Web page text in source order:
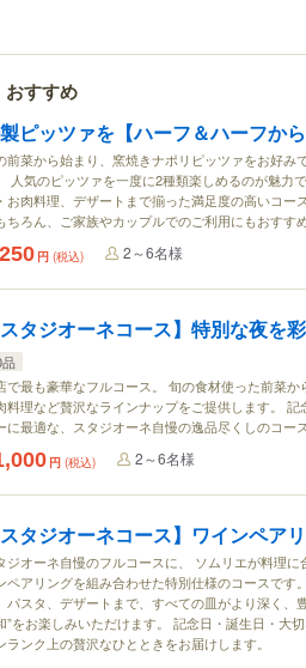
おすすめ
ピッツァを【ハーフ＆ハーフか
前菜から始まり、窯焼きナポリピッツァをお好み
人気のピッツァを一度に2種類楽しめるのが魅力
お肉料理、デザートまで揃った満足度の高いコー
ちろん、ご家族やカップルでのご利用にもおすすめ
円 (税込) 2～6名様
スタジオーネコース】特別な夜を
品
で最も豪華なフルコース。 旬の食材使った前菜
料理など贅沢なラインナップをご提供します。 記
に最適な、スタジオーネ自慢の逸品尽くしのコース
円 (税込) 2～6名様
スタジオーネコース】ワインペア
ジオーネ自慢のフルコースに、 ソムリエが料理
ペアリングを組み合わせた特別仕様のコースです
パスタ、デザートまで、すべての皿がより深く、
”をお楽しみいただけます。 記念日・誕生日・大
ランク上の贅沢なひとときをお届けします。